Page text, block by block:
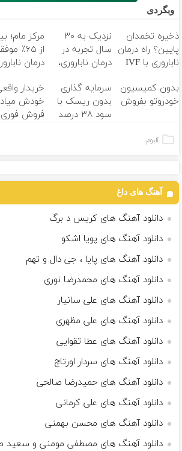
وبگردی
ذخیره تخمدان
پایین؟ راه درمان
ناباروری با IVF
نزدیک به ۳۰
سال تجربه در
درمان ناباروری،
فوق‌تخصصی
مام
مرکز مام؛
از ۶۵٪
درمان
بدون کمیسیون
خودروتو بفروش
سرمایه گذاری
بدون ریسک با
سود ۳۸ درصد
خریدار
خودش
فروش فوری
آلبوم
آهنگ های داغ
دانلود آهنگ های کریس د برگ
دانلود آهنگ های پویا اشکو
دانلود آهنگ های پایا ، جی دال و تهم
دانلود آهنگ های محمدرضا نوری
دانلود آهنگ های علی سانیار
دانلود آهنگ های علی مظهری
دانلود آهنگ های عطا تقوایی
دانلود آهنگ های سردار اورتاچ
دانلود آهنگ های حمیدرضا صالحی
دانلود آهنگ های علی کرمانی
دانلود آهنگ های محسن بهمنی
دانلود آهنگ های مصطفی مومنی و سعید